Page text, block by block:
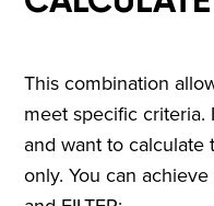
This combination
meet specific criteria.
and want to
only. You can